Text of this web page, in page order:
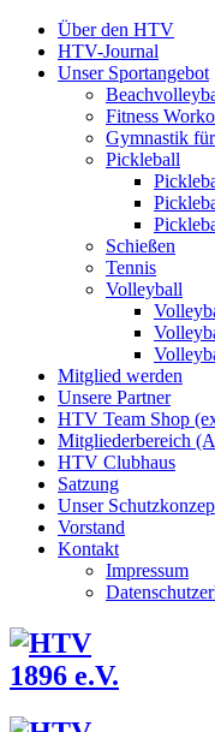
Über den HTV
HTV-Journal
Unser Sportangebot
Fitness
Gymnastik
Pickleball
Schießen
Tennis
Volleyball
Mitglied werden
Unsere Partner
HTV Team Shop
Mitgliederbereich
HTV Clubhaus
Satzung
Unser
Vorstand
Kontakt
Impressum